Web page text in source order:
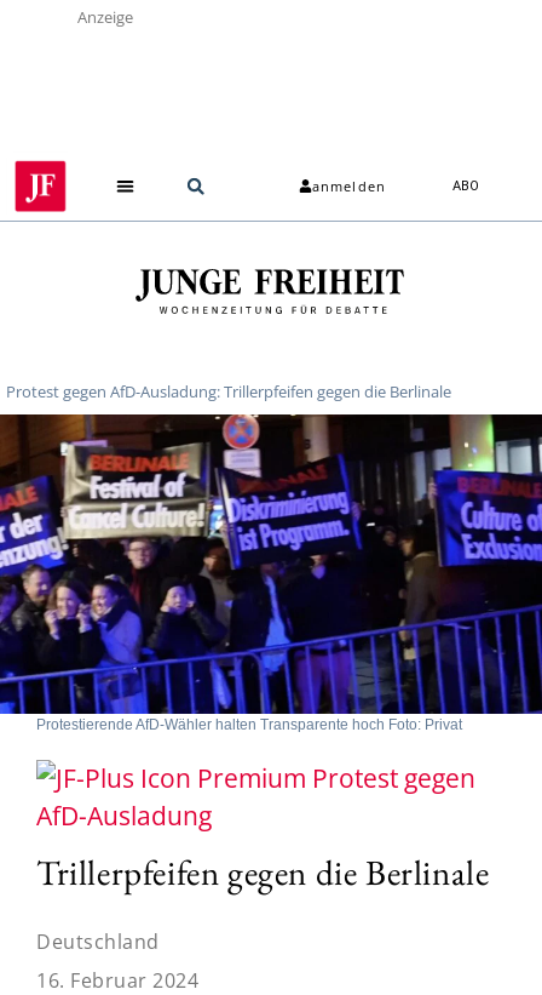
Anzeige
anmelden ABO
Protest gegen AfD-Ausladung: Trillerpfeifen gegen die Berlinale
Protestierende AfD-Wähler halten Transparente hoch Foto: Privat
Protest gegen
AfD-Ausladung
Trillerpfeifen gegen die Berlinale
Deutschland
16. Februar 2024